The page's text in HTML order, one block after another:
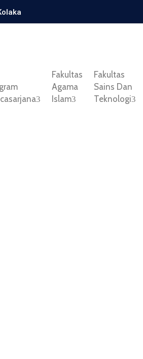
Fakultas
Agama
Islam
Fakultas
Sains Dan
Teknologi